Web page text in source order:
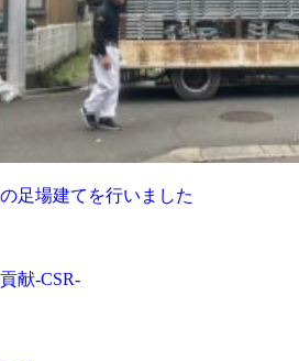
足場建てを行いました
献-CSR-